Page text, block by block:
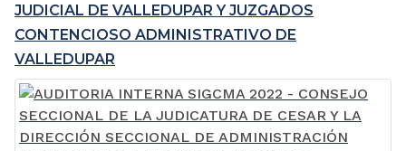
JUDICIAL DE VALLEDUPAR Y JUZGADOS
CONTENCIOSO ADMINISTRATIVO DE
VALLEDUPAR